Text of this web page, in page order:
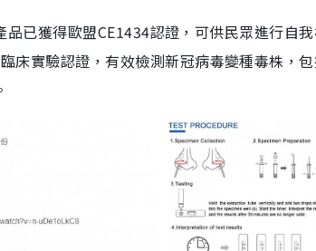
已獲得歐盟CE1434認證，可供民眾進行自
床實驗認證，有效檢測新冠病毒變種毒株，